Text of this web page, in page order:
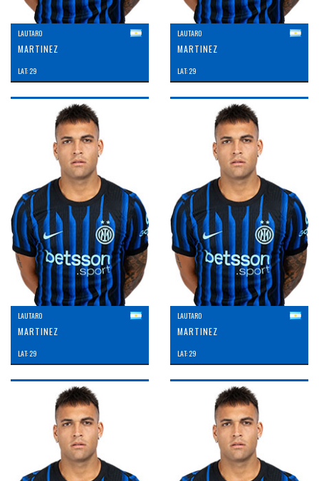
LAUTARO
MARTINEZ
LAT: 29
LAUTARO
MARTINEZ
LAT: 29
LAUTARO
MARTINEZ
LAT: 29
LAUTARO
MARTINEZ
LAT: 29